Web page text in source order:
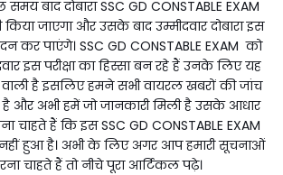
बाद दोबारा SSC GD CONSTABLE EXAM
जाएगा और उसके बाद उम्मीदवार दोबारा इस
कर पाएंगे। SSC GD CONSTABLE EXAM को
इस परीक्षा का हिस्सा बन रहे हैं उनके लिए यह
है इसलिए हमने सभी वायरल खबरों की जांच
और अभी हमें जो जानकारी मिली है उसके आधार
चाहते हैं कि इस SSC GD CONSTABLE EXAM
हुआ है। अभी के लिए अगर आप हमारी सूचनाओं
चाहते हैं तो नीचे पूरा आर्टिकल पढ़े।